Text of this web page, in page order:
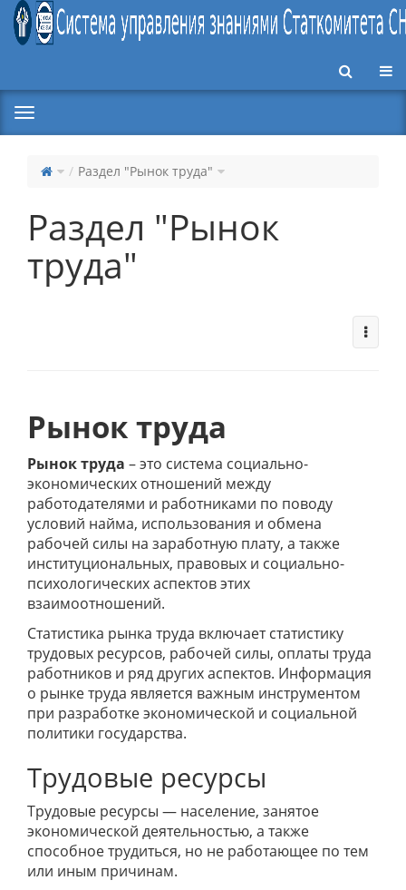
Раздел "Рынок труда"
Раздел "Рынок
труда"
Рынок труда
Рынок труда – это система социально-
экономических отношений между
работодателями и работниками по поводу
условий найма, использования и обмена
рабочей силы на заработную плату, а также
институциональных, правовых и социально-
психологических аспектов этих
взаимоотношений.
Статистика рынка труда включает статистику
трудовых ресурсов, рабочей силы, оплаты труда
работников и ряд других аспектов. Информация
о рынке труда является важным инструментом
при разработке экономической и социальной
политики государства.
Трудовые ресурсы
Трудовые ресурсы — население, занятое
экономической деятельностью, а также
способное трудиться, но не работающее по тем
или иным причинам.